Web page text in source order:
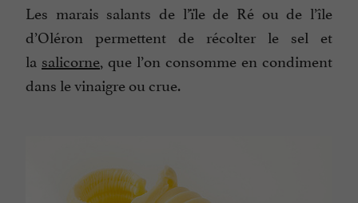
Les marais salants de l’ïle de Ré ou de l’île
d’Oléron permettent de récolter le sel et
la salicorne, que l’on consomme en condiment
dans le vinaigre ou crue.